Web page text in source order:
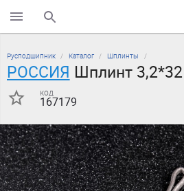
поиск по каталогу
Русподшипник Каталог Шплинты
РОССИЯ Шплинт
код
167179